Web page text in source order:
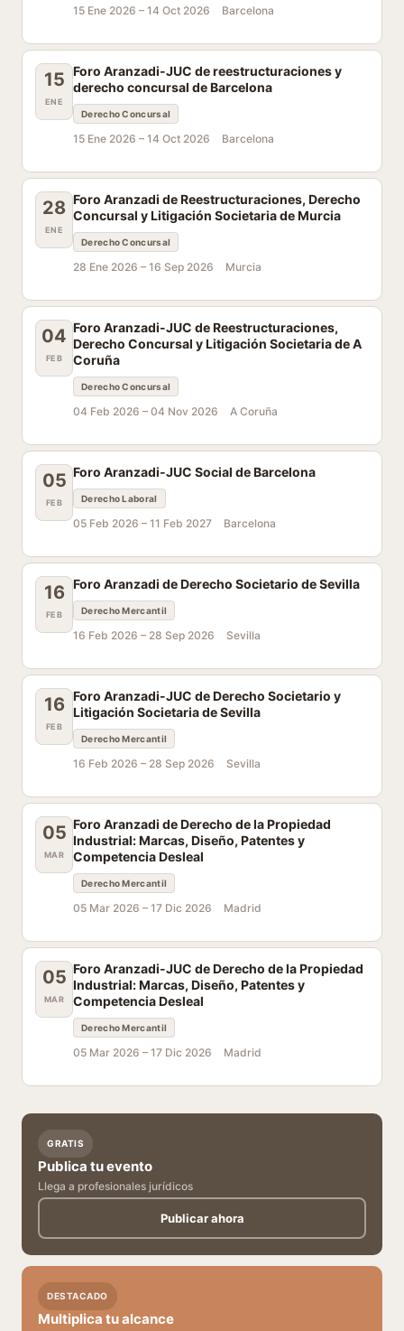
15 Ene 2026 – 14 Oct 2026 Barcelona
15
ENE
Foro Aranzadi-JUC de reestructuraciones y
derecho concursal de Barcelona
Derecho Concursal
15 Ene 2026 – 14 Oct 2026 Barcelona
28
ENE
Foro Aranzadi de Reestructuraciones, Derecho
Concursal y Litigación Societaria de Murcia
Derecho Concursal
28 Ene 2026 – 16 Sep 2026 Murcia
04
FEB
Foro Aranzadi-JUC de Reestructuraciones,
Derecho Concursal y Litigación Societaria de A
Coruña
Derecho Concursal
04 Feb 2026 – 04 Nov 2026 A Coruña
05
FEB
Foro Aranzadi-JUC Social de Barcelona
Derecho Laboral
05 Feb 2026 – 11 Feb 2027 Barcelona
16
FEB
Foro Aranzadi de Derecho Societario de Sevilla
Derecho Mercantil
16 Feb 2026 – 28 Sep 2026 Sevilla
16
FEB
Foro Aranzadi-JUC de Derecho Societario y
Litigación Societaria de Sevilla
Derecho Mercantil
16 Feb 2026 – 28 Sep 2026 Sevilla
05
MAR
Foro Aranzadi de Derecho de la Propiedad
Industrial: Marcas, Diseño, Patentes y
Competencia Desleal
Derecho Mercantil
05 Mar 2026 – 17 Dic 2026 Madrid
05
MAR
Foro Aranzadi-JUC de Derecho de la Propiedad
Industrial: Marcas, Diseño, Patentes y
Competencia Desleal
Derecho Mercantil
05 Mar 2026 – 17 Dic 2026 Madrid
GRATIS
Publica tu evento
Llega a profesionales jurídicos
Publicar ahora
DESTACADO
Multiplica tu alcance